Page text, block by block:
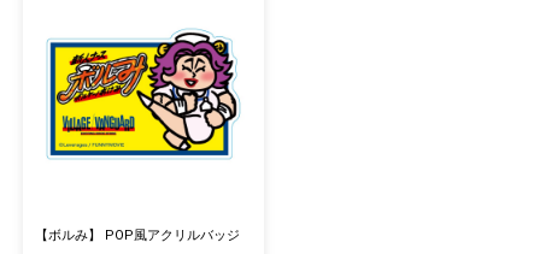
【ボルみ】 POP風アクリルバッジ